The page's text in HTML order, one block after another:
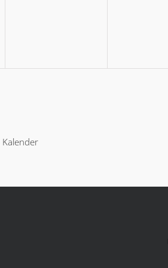
Kalender